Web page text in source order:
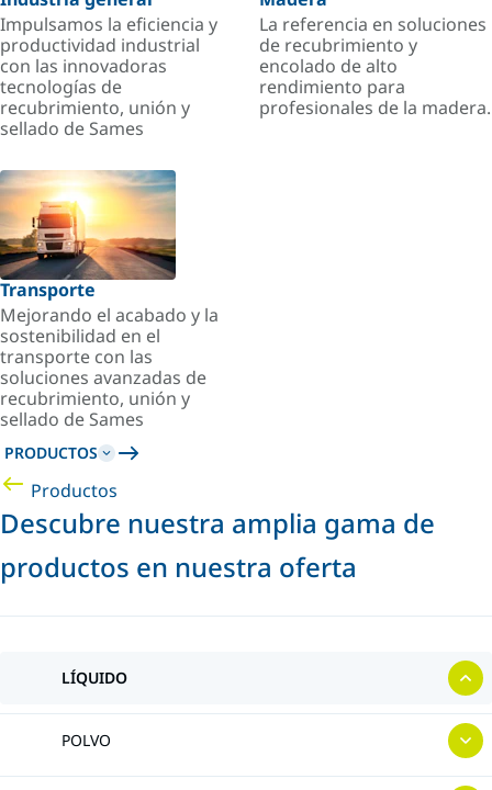
Impulsamos la eficiencia y
productividad industrial
con las innovadoras
tecnologías de
recubrimiento, unión y
sellado de Sames
La referencia en soluciones
de recubrimiento y
encolado de alto
rendimiento para
profesionales de la madera.
Transporte
Mejorando el acabado y la
sostenibilidad en el
transporte con las
soluciones avanzadas de
recubrimiento, unión y
sellado de Sames
PRODUCTOS
Productos
Descubre nuestra amplia gama de
productos en nuestra oferta
LÍQUIDO
POLVO